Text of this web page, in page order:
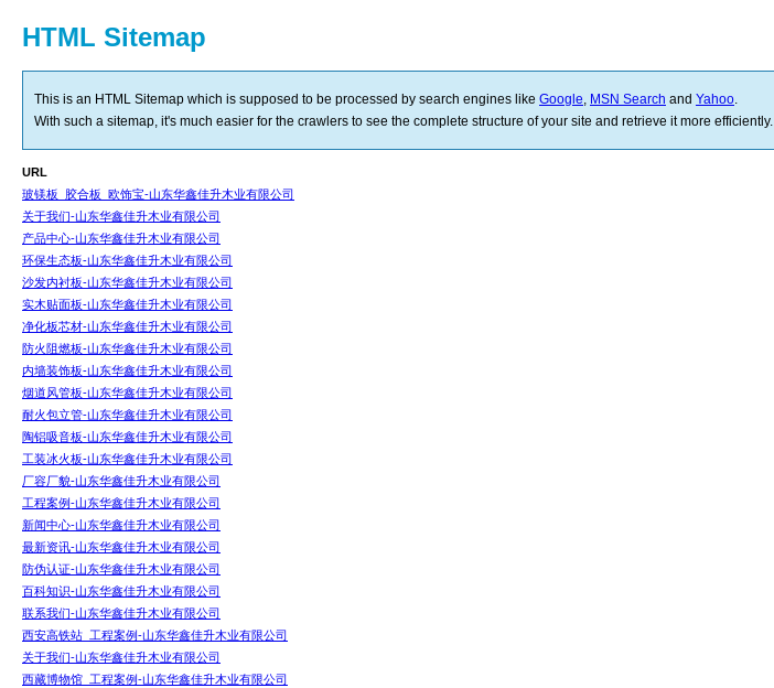
HTML Sitemap
This is an HTML Sitemap which is supposed to be processed by search engines like Google, MSN Search and Yahoo.
With such a sitemap, it's much easier for the crawlers to see the complete structure of your site and retrieve it more efficiently.
URL
玻镁板_胶合板_欧饰宝-山东华鑫佳升木业有限公司
关于我们-山东华鑫佳升木业有限公司
产品中心-山东华鑫佳升木业有限公司
环保生态板-山东华鑫佳升木业有限公司
沙发内衬板-山东华鑫佳升木业有限公司
实木贴面板-山东华鑫佳升木业有限公司
净化板芯材-山东华鑫佳升木业有限公司
防火阻燃板-山东华鑫佳升木业有限公司
内墙装饰板-山东华鑫佳升木业有限公司
烟道风管板-山东华鑫佳升木业有限公司
耐火包立管-山东华鑫佳升木业有限公司
陶铝吸音板-山东华鑫佳升木业有限公司
工装冰火板-山东华鑫佳升木业有限公司
厂容厂貌-山东华鑫佳升木业有限公司
工程案例-山东华鑫佳升木业有限公司
新闻中心-山东华鑫佳升木业有限公司
最新资讯-山东华鑫佳升木业有限公司
防伪认证-山东华鑫佳升木业有限公司
百科知识-山东华鑫佳升木业有限公司
联系我们-山东华鑫佳升木业有限公司
西安高铁站_工程案例-山东华鑫佳升木业有限公司
关于我们-山东华鑫佳升木业有限公司
西藏博物馆_工程案例-山东华鑫佳升木业有限公司